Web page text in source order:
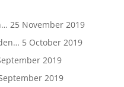
25 November 2019
5 October 2019
2019
2019